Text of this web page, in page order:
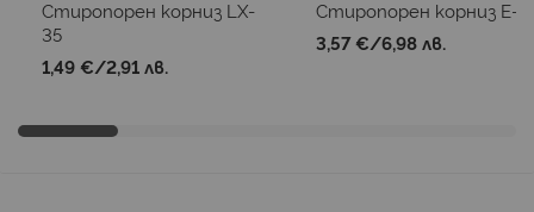
Стиропорен корниз LX-
35
1,49 €/2,91 лв.
Стиропорен корниз E-
3,57 €/6,98 лв.